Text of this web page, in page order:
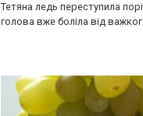
Тетяна ледь переступила
голова вже боліла від